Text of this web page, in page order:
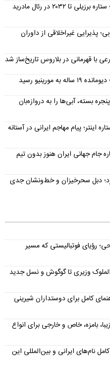
پایان شوک اینستاگرامی وینیسیوس؛ ستاره برزیلی تا ۲۰۳۲ در رئال مادرید
پذیرایی غیراخلاقی از داوران
با قهرمانی در بلاروس تاریخ‌ساز شد
بسته، آبی‌ها را به دروازه‌بان
اینتر؛ پیام مهاجم ایرانی در آستانه
جام جهانی ایران هنوز بدون تیم
به تیم شکست‌ناپذیر ۳ گل زد؛ دبل سحرخیزان و خط‌ونشان جدی
رؤیای فوتبالیستی که مسیر
وزیری تا گوگوش و نسل جدید
کامل برای دوستداران شیرینی
طوطی | بیش از ۳۰۰ اسم زیبا، بامزه، خاص و خارجی برای انواع
نام‌های ایرانی و بین‌المللی این